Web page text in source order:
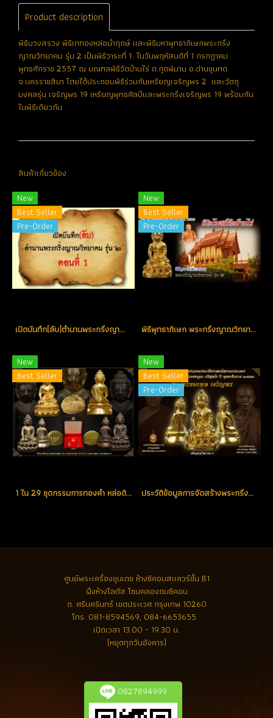
Product description
พิธีบวงสรวง พิธีเททองหล่อนำฤกษ์ และพิธีมหาพุทธาภิเษกพระกริ่ง
ญาณวิทยาคม รุ่น 2 เป็นพิธีวาระที่ 1 ในวันพฤหัสบดีที่ 1 กรกฏาคม
พุทธศักราช 2557 ณ มณฑลพิธีวัดบ้านไร่ ต.กุดพิมาน อ.ด่านขุนทด
จ.นครราชสีมา โดยได้ประกอบพิธีร่วมกับเหรียญเจริญพร 2 และวัตถุ
มงคลรุ่น เจริญพร 19 เหรียญพุทธศิลป์และพระกริ่งเจริญพร 19 พร้อมกัน
ในพิธีเดียวกัน
สินค้าเกี่ยวข้อง
New
Best Seller
Pre-Order
เปิดบันทึก(ลับ)ตำนานพระกริ่งญาณวิทยาคม 2 ตอนที่ 1-2-3 ชนวนมวลสาร และพิธีหลอมชนวน
New
Best Seller
Pre-Order
พิธีพุทธาภิเษก พระกริ่งญาณวิทยาคม 2 วาระที่ 2
New
Best Seller
1 ใน 29 ชุดกรรมการทองคำ หล่อดินไทย(หล่อนำฤกษ์ในพิธี) หมายเลข 9 (โชว์)
New
Best Seller
Pre-Order
ประวัติข้อมูลการจัดสร้างพระกริ่งญาณวิทยาคม รุ่น 2 หลวงพ่อคูณ ปริสุทฺโธ วัดบ้านไร่
ศูนย์พระเครื่องขุนเดช ห้างซีคอนสแควร์ชั้น B1
ฝั่งห้างโลตัส โซนคลองถมซีคอน
ถ. ศรีนครินทร์ เขตประเวศ กรุงเทพ 10260
โทร. 081-8594569, 084-6653655
เปิดเวลา 13.00 - 19.30 น.
(หยุดทุกวันอังคาร)
0827894999